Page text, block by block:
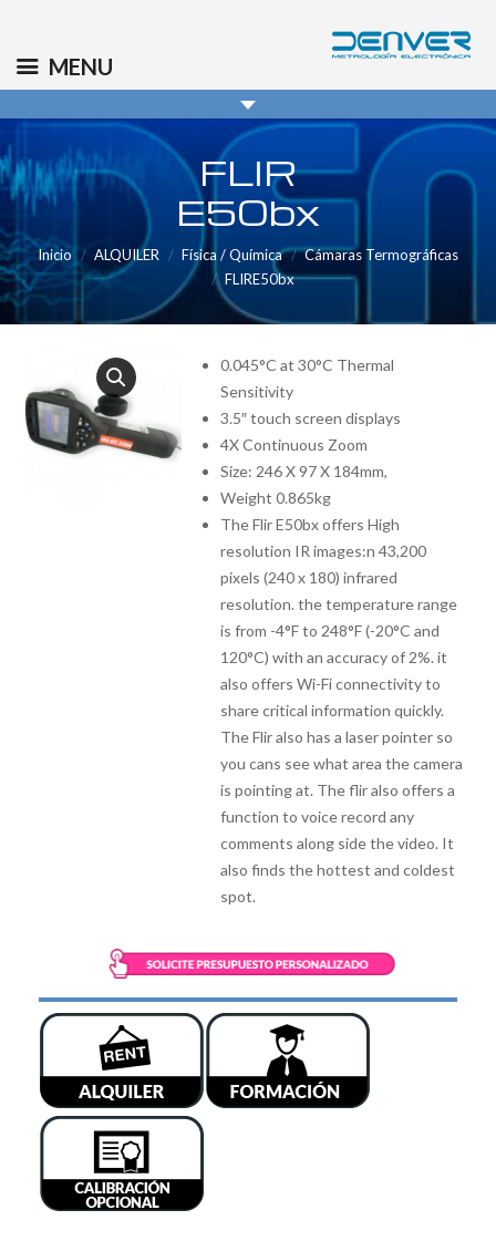
info@denver.es
FLIR
E50bx
Inicio ALQUILER Física / Química
Cámaras Termográficas
FLIRE50bx
0.045°C at 30°C Thermal
Sensitivity
3.5″ touch screen displays
4X Continuous Zoom
Size: 246 X 97 X 184mm,
Weight 0.865kg
The Flir E50bx offers High
resolution IR images:n 43,200
pixels (240 x 180) infrared
resolution. the temperature range
is from -4°F to 248°F (-20°C and
120°C) with an accuracy of 2%. it
also offers Wi-Fi connectivity to
share critical information quickly.
The Flir also has a laser pointer so
you cans see what area the camera
is pointing at. The flir also offers a
function to voice record any
comments along side the video. It
also finds the hottest and coldest
spot.
MENU